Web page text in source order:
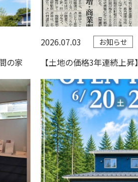
の家
2026.07.03 お知らせ
【土地の価格3年連続上昇】